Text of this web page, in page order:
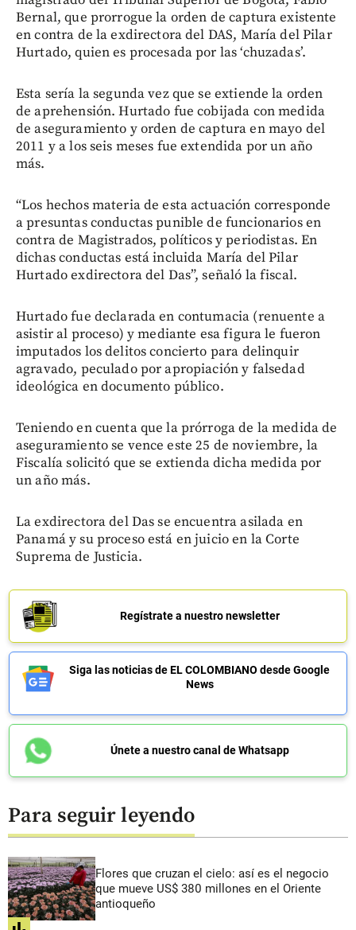
Bernal, que prorrogue la orden de captura existente
en contra de la exdirectora del DAS, María del Pilar
Hurtado, quien es procesada por las ‘chuzadas’.
Esta sería la segunda vez que se extiende la orden
de aprehensión. Hurtado fue cobijada con medida
de aseguramiento y orden de captura en mayo del
2011 y a los seis meses fue extendida por un año
más.
“Los hechos materia de esta actuación corresponde
a presuntas conductas punible de funcionarios en
contra de Magistrados, políticos y periodistas. En
dichas conductas está incluida María del Pilar
Hurtado exdirectora del Das”, señaló la fiscal.
Hurtado fue declarada en contumacia (renuente a
asistir al proceso) y mediante esa figura le fueron
imputados los delitos concierto para delinquir
agravado, peculado por apropiación y falsedad
ideológica en documento público.
Teniendo en cuenta que la prórroga de la medida de
aseguramiento se vence este 25 de noviembre, la
Fiscalía solicitó que se extienda dicha medida por
un año más.
La exdirectora del Das se encuentra asilada en
Panamá y su proceso está en juicio en la Corte
Suprema de Justicia.
Regístrate a nuestro newsletter
Siga las noticias de EL COLOMBIANO desde Google
News
Únete a nuestro canal de Whatsapp
Para seguir leyendo
Flores que cruzan el cielo: así es el negocio
que mueve US$ 380 millones en el Oriente
antioqueño